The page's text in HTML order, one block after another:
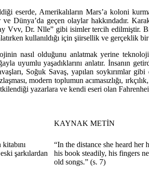
eserde, Amerikalıların Mars’a koloni
ve Dünya’da geçen olaylar hakkındadır.
Vvv, Dr. Nlle” gibi isimler tercih edilmiştir.
kullanıldığı için şiirsellik ve gerçeklik
nasıl olduğunu anlatmak yerine
uyumlu yaşadıklarını anlatır. İnsanın
Soğuk Savaş, yapılan soykırımlar
modern toplumun acımasızlığı,
yazarlara ve kendi eseri olan
KAYNAK METİN
şarkılardan
“In the distance she heard her
his book steadily, his fingers
old songs.” (s. 7)